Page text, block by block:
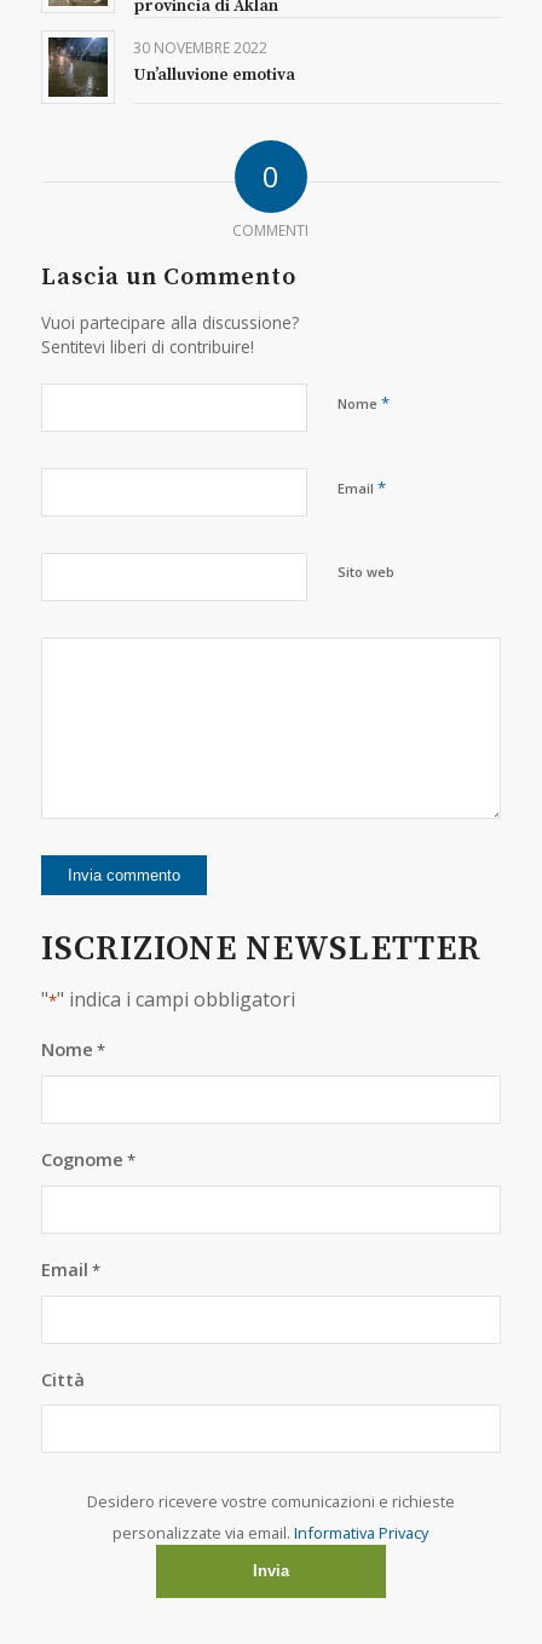
provincia di Aklan
30 NOVEMBRE 2022
Un’alluvione emotiva
0
COMMENTI
Lascia un Commento
Vuoi partecipare alla discussione?
Sentitevi liberi di contribuire!
Nome *
Email *
Sito web
ISCRIZIONE NEWSLETTER
"*" indica i campi obbligatori
Nome *
Cognome *
Email *
Città
Desidero ricevere vostre comunicazioni e richieste
personalizzate via email.Informativa Privacy